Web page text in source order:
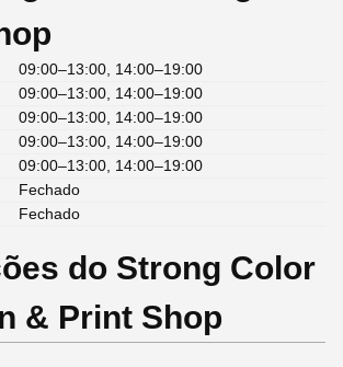
09:00–13:00, 14:00–19:00
09:00–13:00, 14:00–19:00
09:00–13:00, 14:00–19:00
09:00–13:00, 14:00–19:00
09:00–13:00, 14:00–19:00
Fechado
Fechado
do Strong Color
& Print Shop